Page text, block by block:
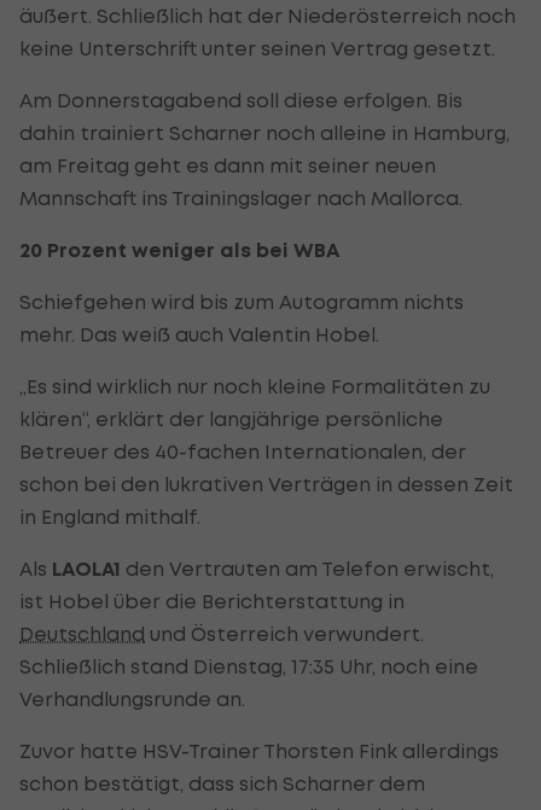
äußert. Schließlich hat der Niederösterreich noch
keine Unterschrift unter seinen Vertrag gesetzt.
Am Donnerstagabend soll diese erfolgen. Bis
dahin trainiert Scharner noch alleine in Hamburg,
am Freitag geht es dann mit seiner neuen
Mannschaft ins Trainingslager nach Mallorca.
20 Prozent weniger als bei WBA
Schiefgehen wird bis zum Autogramm nichts
mehr. Das weiß auch Valentin Hobel.
„Es sind wirklich nur noch kleine Formalitäten zu
klären“, erklärt der langjährige persönliche
Betreuer des 40-fachen Internationalen, der
schon bei den lukrativen Verträgen in dessen Zeit
in England mithalf.
Als LAOLA1 den Vertrauten am Telefon erwischt,
ist Hobel über die Berichterstattung in
Deutschland und Österreich verwundert.
Schließlich stand Dienstag, 17:35 Uhr, noch eine
Verhandlungsrunde an.
Zuvor hatte HSV-Trainer Thorsten Fink allerdings
schon bestätigt, dass sich Scharner dem